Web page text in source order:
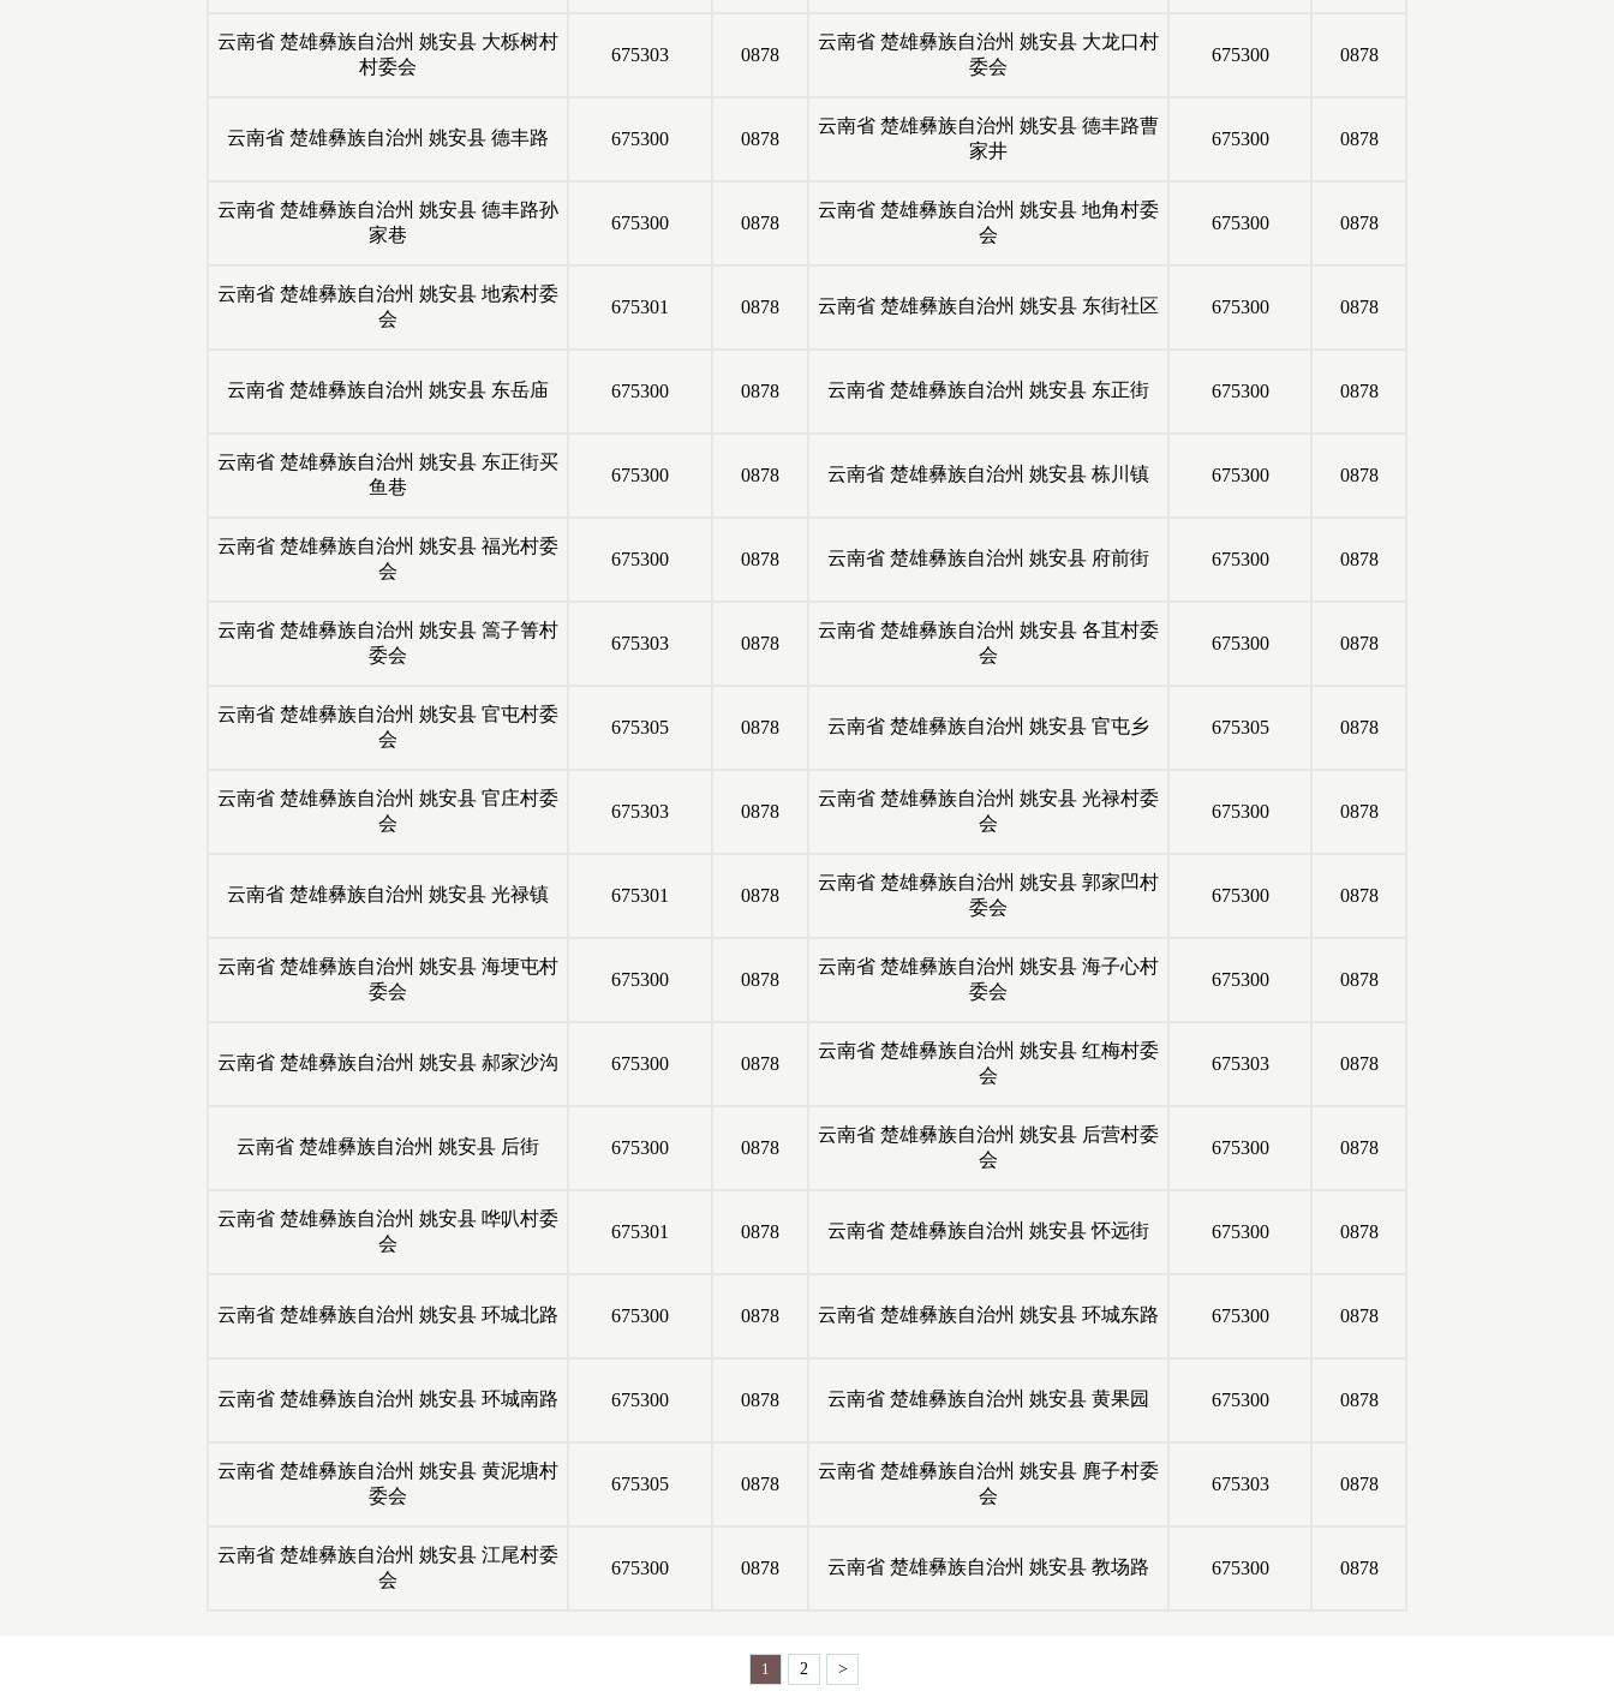
云南省 楚雄彝族自治州 姚安县 大栎树村
村委会
675303 0878
云南省 楚雄彝族自治州 姚安县 大龙口村
委会
675300 0878
云南省 楚雄彝族自治州 姚安县 德丰路 675300 0878
云南省 楚雄彝族自治州 姚安县 德丰路曹
家井
675300 0878
云南省 楚雄彝族自治州 姚安县 德丰路孙
家巷
675300 0878
云南省 楚雄彝族自治州 姚安县 地角村委
会
675300 0878
云南省 楚雄彝族自治州 姚安县 地索村委
会
675301 0878 云南省 楚雄彝族自治州 姚安县 东街社区 675300 0878
云南省 楚雄彝族自治州 姚安县 东岳庙 675300 0878 云南省 楚雄彝族自治州 姚安县 东正街 675300 0878
云南省 楚雄彝族自治州 姚安县 东正街买
鱼巷
675300 0878 云南省 楚雄彝族自治州 姚安县 栋川镇 675300 0878
云南省 楚雄彝族自治州 姚安县 福光村委
会
675300 0878 云南省 楚雄彝族自治州 姚安县 府前街 675300 0878
云南省 楚雄彝族自治州 姚安县 篙子箐村
委会
675303 0878
云南省 楚雄彝族自治州 姚安县 各苴村委
会
675300 0878
云南省 楚雄彝族自治州 姚安县 官屯村委
会
675305 0878 云南省 楚雄彝族自治州 姚安县 官屯乡 675305 0878
云南省 楚雄彝族自治州 姚安县 官庄村委
会
675303 0878
云南省 楚雄彝族自治州 姚安县 光禄村委
会
675300 0878
云南省 楚雄彝族自治州 姚安县 光禄镇 675301 0878
云南省 楚雄彝族自治州 姚安县 郭家凹村
委会
675300 0878
云南省 楚雄彝族自治州 姚安县 海埂屯村
委会
675300 0878
云南省 楚雄彝族自治州 姚安县 海子心村
委会
675300 0878
云南省 楚雄彝族自治州 姚安县 郝家沙沟 675300 0878
云南省 楚雄彝族自治州 姚安县 红梅村委
会
675303 0878
云南省 楚雄彝族自治州 姚安县 后街 675300 0878
云南省 楚雄彝族自治州 姚安县 后营村委
会
675300 0878
云南省 楚雄彝族自治州 姚安县 哗叭村委
会
675301 0878 云南省 楚雄彝族自治州 姚安县怀远街 675300 0878
云南省 楚雄彝族自治州 姚安县 环城北路 675300 0878 云南省 楚雄彝族自治州 姚安县 环城东路 675300 0878
云南省 楚雄彝族自治州 姚安县 环城南路 675300 0878 云南省 楚雄彝族自治州 姚安县 黄果园 675300 0878
云南省 楚雄彝族自治州 姚安县 黄泥塘村
委会
675305 0878
云南省 楚雄彝族自治州 姚安县 麂子村委
会
675303 0878
云南省 楚雄彝族自治州 姚安县 江尾村委
会
675300 0878 云南省 楚雄彝族自治州 姚安县 教场路 675300 0878
1 2 >